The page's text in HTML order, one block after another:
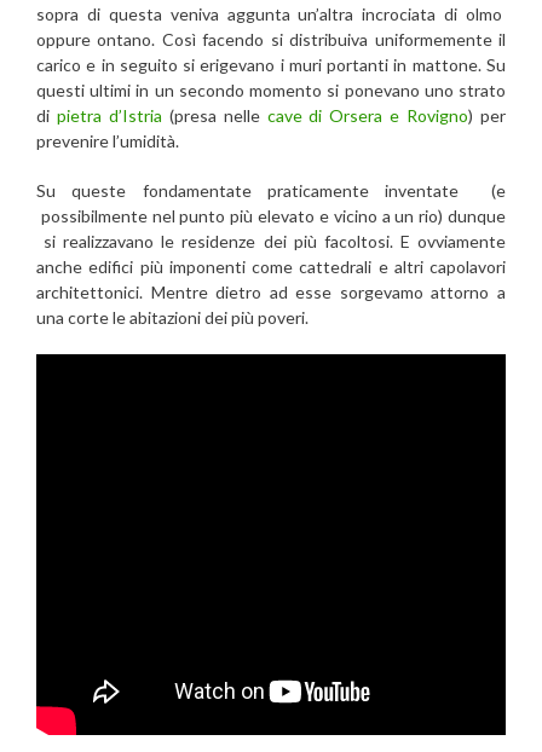
sopra di questa veniva aggunta un’altra incrociata di olmo
oppure ontano. Così facendo si distribuiva uniformemente il
carico e in seguito si erigevano i muri portanti in mattone. Su
questi ultimi in un secondo momento si ponevano uno strato
di pietra d’Istria (presa nelle cave di Orsera e Rovigno) per
prevenire l’umidità.
Su queste fondamentate praticamente inventate (e
possibilmente nel punto più elevato e vicino a un rio) dunque
si realizzavano le residenze dei più facoltosi. E ovviamente
anche edifici più imponenti come cattedrali e altri capolavori
architettonici. Mentre dietro ad esse sorgevamo attorno a
una corte le abitazioni dei più poveri.